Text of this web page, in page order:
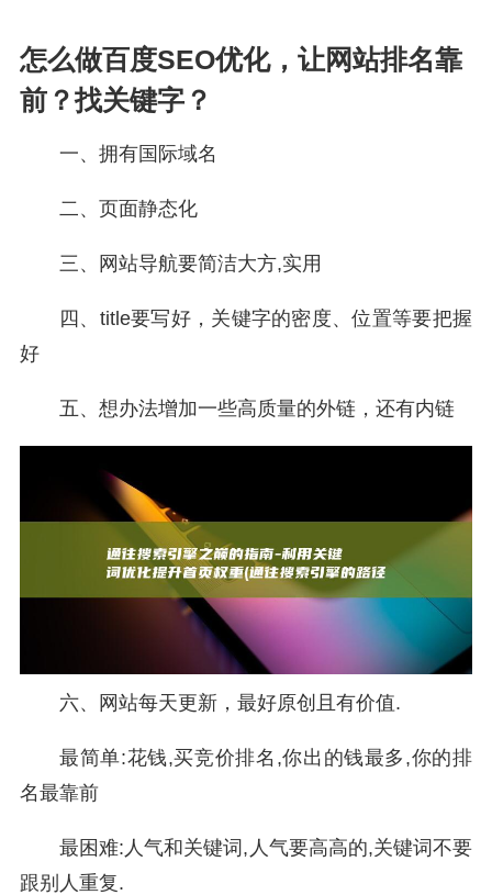
怎么做百度SEO优化，让网站排名靠
前？找关键字？
一、拥有国际域名
二、页面静态化
三、网站导航要简洁大方,实用
四、title要写好，关键字的密度、位置等要把握
好
五、想办法增加一些高质量的外链，还有内链
六、网站每天更新，最好原创且有价值.
最简单:花钱,买竞价排名,你出的钱最多,你的排
名最靠前
最困难:人气和关键词,人气要高高的,关键词不要
跟别人重复.